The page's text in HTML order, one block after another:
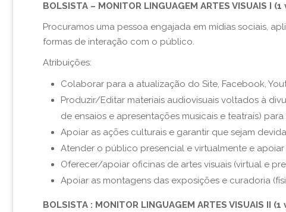
BOLSISTA – MONITOR LINGUAGEM ARTES VISUAIS I
Procuramos uma pessoa engajada em mídias sociais,
formas de interação com o público.
Atribuições:
Colaborar para a atualização do Site, Facebook,
Produzir/Editar materiais audiovisuais voltados à
de ensaios e apresentações musicais e teatrais)
Apoiar as ações culturais e garantir que sejam
Atender o público presencial e virtualmente e apoiar
Oferecer/apoiar oficinas de artes visuais (virtual e
Apoiar as montagens das exposições e curadoria
BOLSISTA : MONITOR LINGUAGEM ARTES VISUAIS II (1